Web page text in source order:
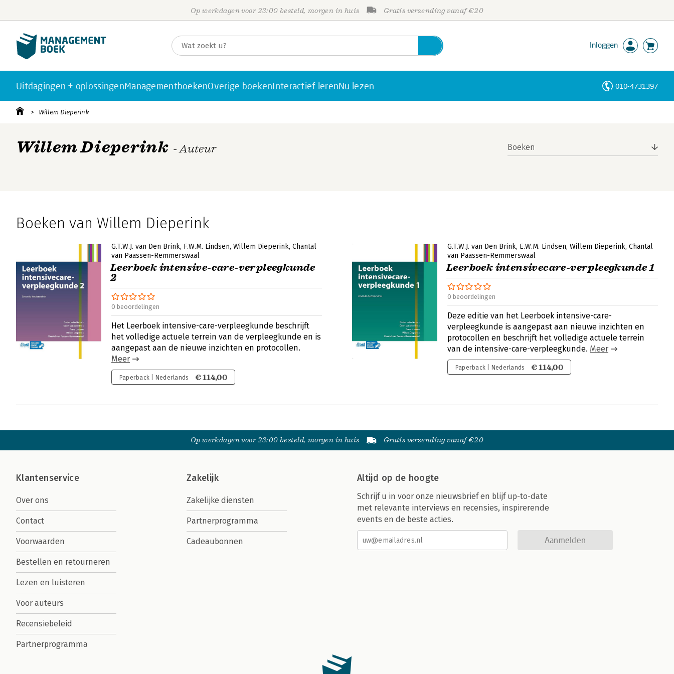
Op werkdagen voor 23:00 besteld, morgen in huis Gratis verzending vanaf €20
Inloggen
Uitdagingen + oplossingenManagementboekenOverige boekenInteractief lerenNu lezen 010-4731397
Willem Dieperink
Willem Dieperink - Auteur Boeken
Boeken van Willem Dieperink
G.T.W.J. van Den Brink F.W.M. Lindsen Willem Dieperink Chantal
van Paassen-Remmerswaal
Leerboek intensive-care-verpleegkunde
2
0 beoordelingen
Het Leerboek intensive-care-verpleegkunde beschrijft
het volledige actuele terrein van de verpleegkunde en is
aangepast aan de nieuwe inzichten en protocollen.
Meer
Paperback | Nederlands € 114,00
G.T.W.J. van Den Brink E.W.M. Lindsen Willem Dieperink Chantal
van Paassen-Remmerswaal
Leerboek intensivecare-verpleegkunde 1
0 beoordelingen
Deze editie van het Leerboek intensive-care-
verpleegkunde is aangepast aan nieuwe inzichten en
protocollen en beschrijft het volledige actuele terrein
van de intensive-care-verpleegkunde. Meer
Paperback | Nederlands € 114,00
Op werkdagen voor 23:00 besteld, morgen in huis Gratis verzending vanaf €20
Klantenservice
Over ons
Contact
Voorwaarden
Bestellen en retourneren
Lezen en luisteren
Voor auteurs
Recensiebeleid
Partnerprogramma
Zakelijk
Zakelijke diensten
Partnerprogramma
Cadeaubonnen
Altijd op de hoogte
Schrijf u in voor onze nieuwsbrief en blijf up-to-date
met relevante interviews en recensies, inspirerende
events en de beste acties.
Aanmelden
Personen